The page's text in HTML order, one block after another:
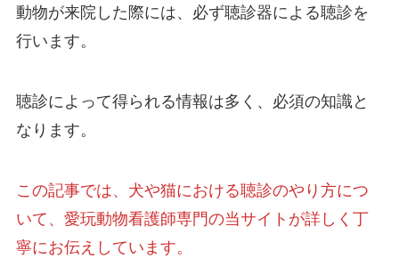
動物が来院した際には、必ず聴診器による聴診を
行います。
聴診によって得られる情報は多く、必須の知識と
なります。
この記事では、犬や猫における聴診のやり方につ
いて、愛玩動物看護師専門の当サイトが詳しく丁
寧にお伝えしています。